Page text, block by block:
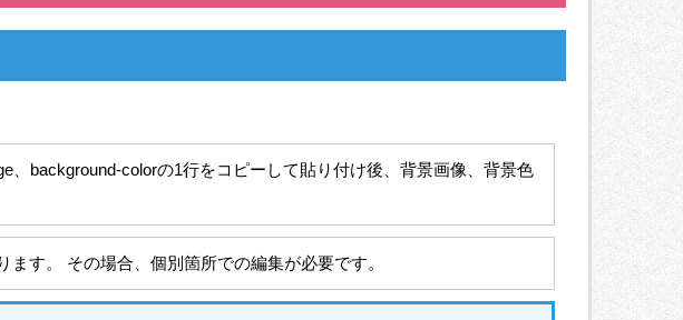
background-colorの1行をコピーして貼り付け後、背景画像、背景色
す。 その場合、個別箇所での編集が必要です。